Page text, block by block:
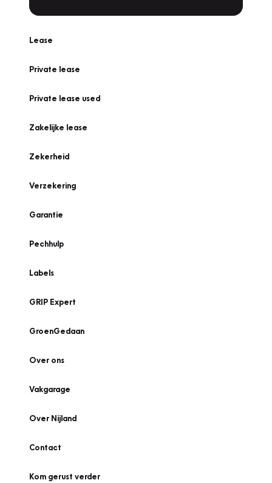
Lease
Private lease
Private lease used
Zakelijke lease
Zekerheid
Verzekering
Garantie
Pechhulp
Labels
GRIP Expert
GroenGedaan
Over ons
Vakgarage
Over Nijland
Contact
Kom gerust verder